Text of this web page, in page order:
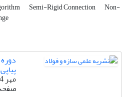
Semi-Rigid Connection Non-
پیاپی 7
مهر 1404